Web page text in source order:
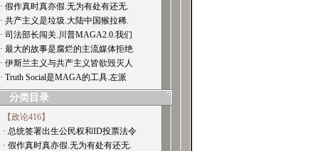
· 假作真时真亦假.无为有处有还无.
· 共产主义是垃圾.大陆中国猴拉稀.
· 司法部长闯关.川普MAGA2.0.我们
· 最大的故事是腐烂的主流媒体拒绝
· 伊斯兰主义与共产主义皆欲毁灭人
· Truth Social是MAGA的工具.左派
分类目录
【政论416】
· 总统签署出生公民权和ID投票法令
· 假作真时真亦假.无为有处有还无.